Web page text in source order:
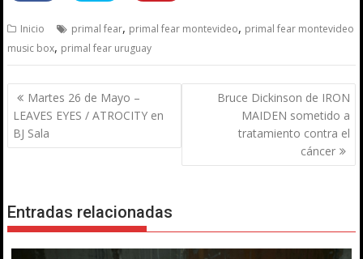
Inicio primal fear, primal fear montevideo, primal fear montevideo
music box, primal fear uruguay
Navegación
de
entradas
Martes 26 de Mayo –
LEAVES EYES / ATROCITY en
BJ Sala
Bruce Dickinson de IRON
MAIDEN sometido a
tratamiento contra el
cáncer
Entradas relacionadas